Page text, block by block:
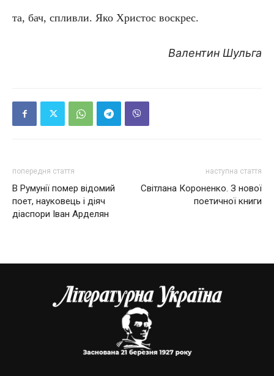
та, бач, спливли. Яко Христос воскрес.
Валентин Шульга
попередня стаття
В Румунії помер відомий
поет, науковець і діяч
діаспори Іван Арделян
наступна стаття
Світлана Короненко. З нової
поетичної книги